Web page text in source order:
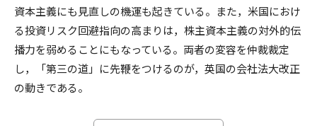
資本主義にも見直しの機運も起きている。また，米国におけ
る投資リスク回避指向の高まりは，株主資本主義の対外的伝
播力を弱めることにもなっている。両者の変容を仲裁裁定
し，「第三の道」に先鞭をつけるのが，英国の会社法大改正
の動きである。